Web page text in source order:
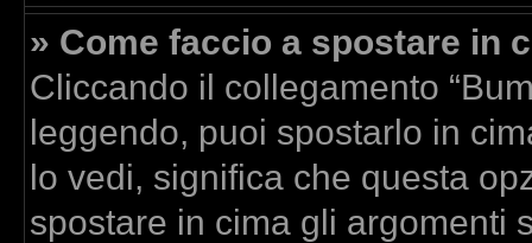
» Come faccio a spostare in
Cliccando il collegamento
leggendo, puoi spostarlo in
lo vedi, significa che questa
spostare in cima gli argomenti